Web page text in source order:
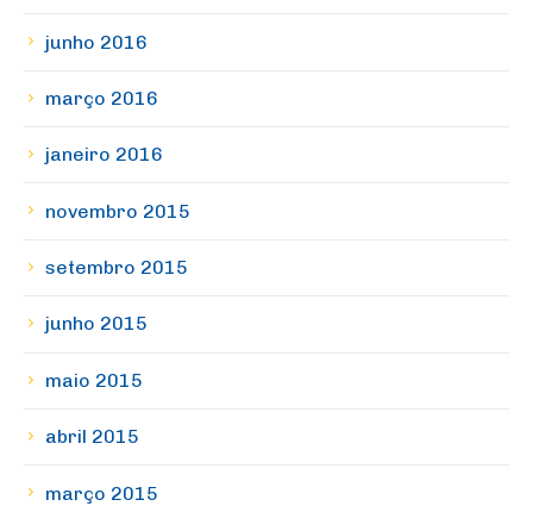
junho 2016
março 2016
janeiro 2016
novembro 2015
setembro 2015
junho 2015
maio 2015
abril 2015
março 2015